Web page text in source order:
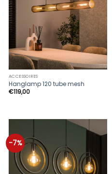
ACCESSOIRES
Hanglamp 120 tube mesh
€119,00
-7%